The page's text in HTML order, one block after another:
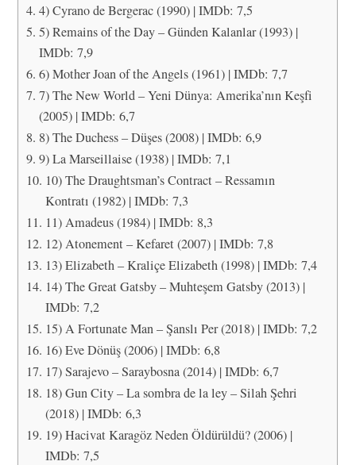
4) Cyrano de Bergerac (1990) | IMDb: 7,5
5) Remains of the Day – Günden Kalanlar (1993) |
IMDb: 7,9
6) Mother Joan of the Angels (1961) | IMDb: 7,7
7) The New World – Yeni Dünya: Amerika’nın Keşfi
(2005) | IMDb: 6,7
8) The Duchess – Düşes (2008) | IMDb: 6,9
9) La Marseillaise (1938) | IMDb: 7,1
10) The Draughtsman’s Contract – Ressamın
Kontratı (1982) | IMDb: 7,3
11) Amadeus (1984) | IMDb: 8,3
12) Atonement – Kefaret (2007) | IMDb: 7,8
13) Elizabeth – Kraliçe Elizabeth (1998) | IMDb: 7,4
14) The Great Gatsby – Muhteşem Gatsby (2013) |
IMDb: 7,2
15) A Fortunate Man – Şanslı Per (2018) | IMDb: 7,2
16) Eve Dönüş (2006) | IMDb: 6,8
17) Sarajevo – Saraybosna (2014) | IMDb: 6,7
18) Gun City – La sombra de la ley – Silah Şehri
(2018) | IMDb: 6,3
19) Hacivat Karagöz Neden Öldürüldü? (2006) |
IMDb: 7,5